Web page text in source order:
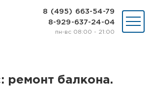
8 (495) 663-54-79
8-929-637-24-04
пн-вс 08:00 - 21:00
ремонт балкона.